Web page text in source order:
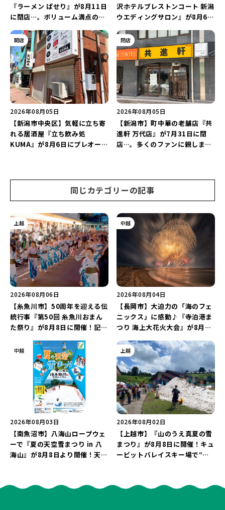
『ラーメン ぱせり』が8月11日
に閉店…。ボリューム満点の名
沢ホテルブレストンコート 新潟
ウエディングサロン』が8月6日
グを万代で相談しよう♪
開店
2026年08月05日
【新潟市中央区】気軽に立ち寄
れる居酒屋『立ち飲み処
KUMA』が8月6日にプレオープ
閉店
2026年08月05日
【新潟市】町中華の老舗店『共
進軒 万代店』が7月31日に閉
店…。多くのファンに親しまれ
同じカテゴリーの記事
上越
2026年08月06日
【糸魚川市】50周年を迎える伝
統行事『第50回 糸魚川おまん
た祭り』が8月8日に開催！記念
を楽しもう♪
中越
2026年08月04日
【長岡市】大迫力の「海のフェ
ニックス」に感動♪『寺泊港ま
つり 海上大花火大会』が8月7
5,000発の花火”を楽しもう♪
中越
2026年08月03日
【南魚沼市】八海山ロープウェ
ーで『夏の天空雪まつり in 八
海山』が8月8日より開催！天然
上越
2026年08月02日
【上越市】『山のうえ真夏の雪
まつり』が8月8日に開催！キュ
ーピットバレイスキー場で“真